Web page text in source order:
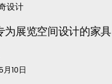
设计
为展览空间设计的家具
10日